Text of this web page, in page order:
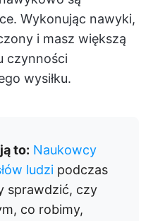
Wykonując nawyki,
i masz większą
czynności
wysiłku.
to: Naukowcy
ludzi podczas
sprawdzić, czy
co robimy,